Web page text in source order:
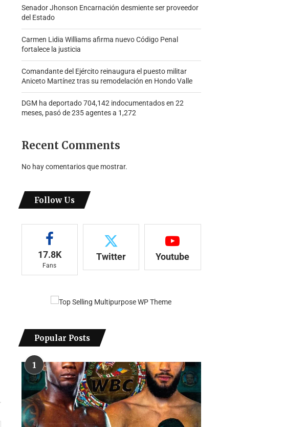
Senador Jhonson Encarnación desmiente ser proveedor
del Estado
Carmen Lidia Williams afirma nuevo Código Penal
fortalece la justicia
Comandante del Ejército reinaugura el puesto militar
Aniceto Martínez tras su remodelación en Hondo Valle
DGM ha deportado 704,142 indocumentados en 22
meses, pasó de 235 agentes a 1,272
Recent Comments
No hay comentarios que mostrar.
Follow Us
17.8K
Fans
Twitter Youtube
Popular Posts
1